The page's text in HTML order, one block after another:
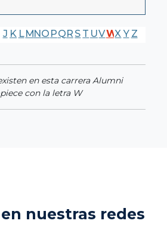
J K LMNO PQR S T UVWX Y Z
en esta carrera Alumni
con la letra W
nuestras redes